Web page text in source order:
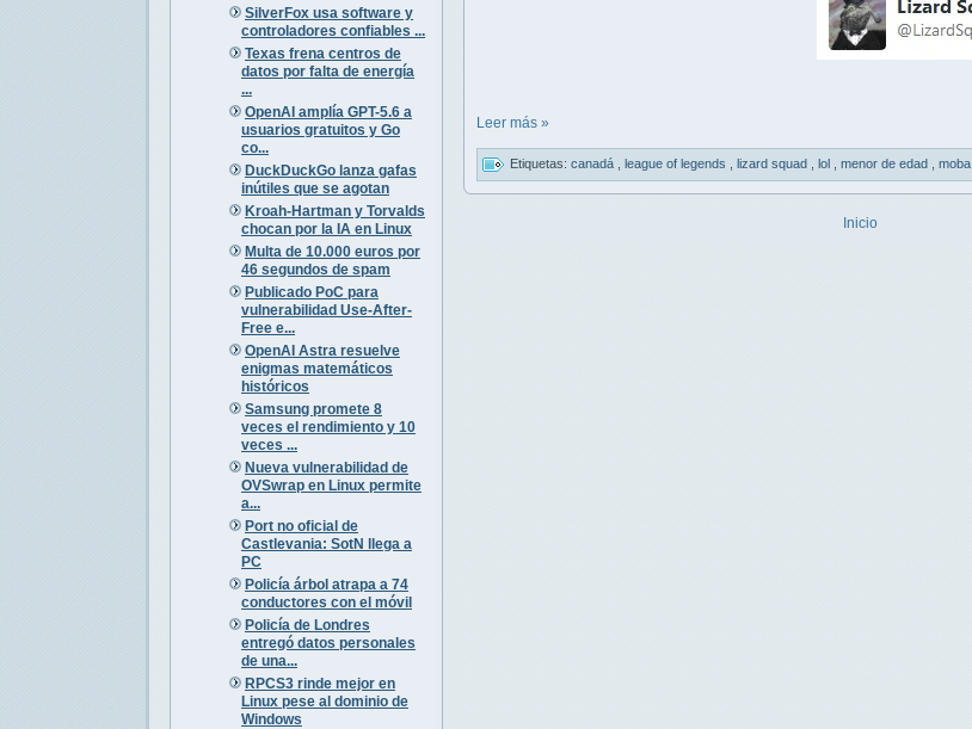
SilverFox usa software y
controladores confiables ...
Texas frena centros de
datos por falta de energía
...
OpenAI amplía GPT-5.6 a
usuarios gratuitos y Go
co...
DuckDuckGo lanza gafas
inútiles que se agotan
Kroah-Hartman y Torvalds
chocan por la IA en Linux
Multa de 10.000 euros por
46 segundos de spam
Publicado PoC para
vulnerabilidad Use-After-
Free e...
OpenAI Astra resuelve
enigmas matemáticos
históricos
Samsung promete 8
veces el rendimiento y 10
veces ...
Nueva vulnerabilidad de
OVSwrap en Linux permite
a...
Port no oficial de
Castlevania: SotN llega a
PC
Policía árbol atrapa a 74
conductores con el móvil
Policía de Londres
entregó datos personales
de una...
RPCS3 rinde mejor en
Linux pese al dominio de
Windows
Leer más »
Etiquetas: canadá league of legends lizard squad lol menor de edad moba
Inicio